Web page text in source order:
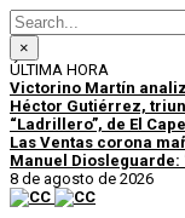
×
ÚLTIMA HORA
Victorino Martín
Héctor Gutiérrez,
“Ladrillero”, de El
Las Ventas corona
Manuel
8 de agosto de 2026